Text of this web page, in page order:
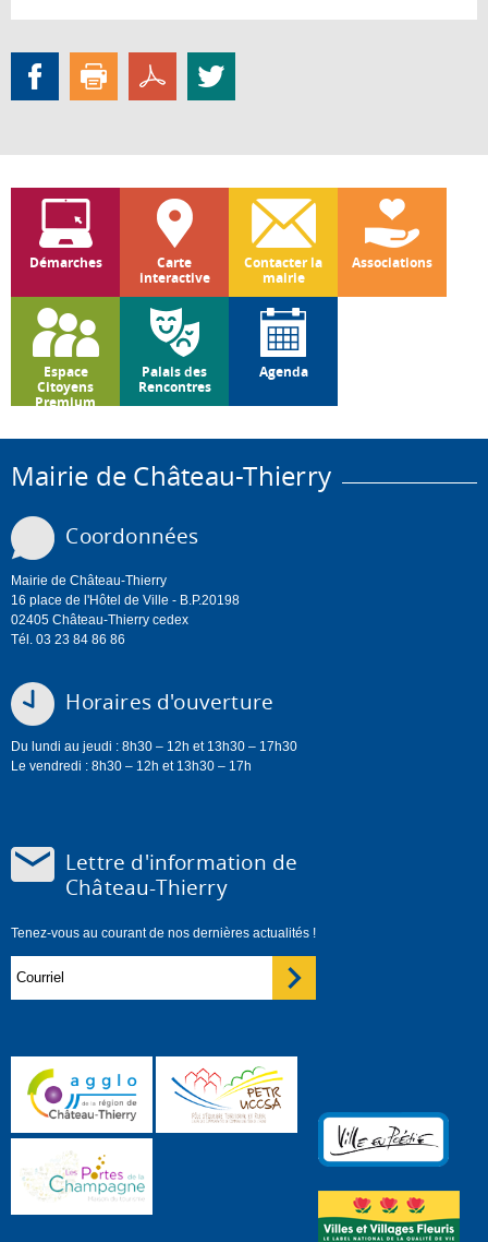
Démarches
Carte
interactive
Contacter la
mairie
Associations
Espace
Citoyens
Premium
Palais des
Rencontres
Agenda
Mairie de Château-Thierry
Coordonnées
Mairie de Château-Thierry
16 place de l'Hôtel de Ville - B.P.20198
02405 Château-Thierry cedex
Tél. 03 23 84 86 86
Horaires d'ouverture
Du lundi au jeudi : 8h30 – 12h et 13h30 – 17h30
Le vendredi : 8h30 – 12h et 13h30 – 17h
Lettre d'information de
Château-Thierry
Tenez-vous au courant de nos dernières actualités !